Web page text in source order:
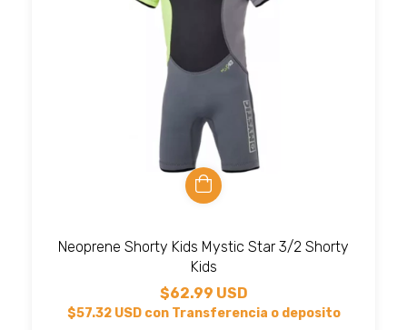
Neoprene Shorty Kids Mystic Star 3/2 Shorty
Kids
$62.99 USD
$57.32 USD con Transferencia o deposito